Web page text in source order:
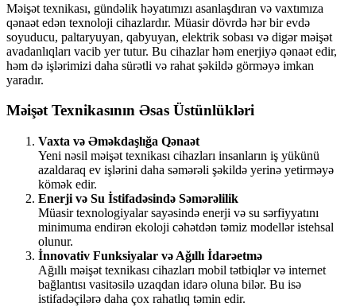
Məişət texnikası, gündəlik həyatımızı asanlaşdıran və vaxtımıza
qənaət edən texnoloji cihazlardır. Müasir dövrdə hər bir evdə
soyuducu, paltaryuyan, qabyuyan, elektrik sobası və digər məişət
avadanlıqları vacib yer tutur. Bu cihazlar həm enerjiyə qənaət edir,
həm də işlərimizi daha sürətli və rahat şəkildə görməyə imkan
yaradır.
Məişət Texnikasının Əsas Üstünlükləri
Vaxta və Əməkdaşlığa Qənaət
Yeni nəsil məişət texnikası cihazları insanların iş yükünü
azaldaraq ev işlərini daha səmərəli şəkildə yerinə yetirməyə
kömək edir.
Enerji və Su İstifadəsində Səmərəlilik
Müasir texnologiyalar sayəsində enerji və su sərfiyyatını
minimuma endirən ekoloji cəhətdən təmiz modellər istehsal
olunur.
İnnovativ Funksiyalar və Ağıllı İdarəetmə
Ağıllı məişət texnikası cihazları mobil tətbiqlər və internet
bağlantısı vasitəsilə uzaqdan idarə oluna bilər. Bu isə
istifadəçilərə daha çox rahatlıq təmin edir.